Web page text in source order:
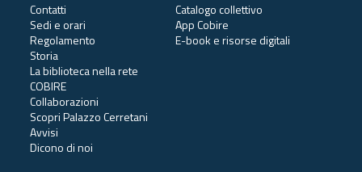
Contatti
Sedi e orari
Regolamento
Storia
La biblioteca nella rete
COBIRE
Collaborazioni
Scopri Palazzo Cerretani
Avvisi
Dicono di noi
Catalogo collettivo
App Cobire
E-book e risorse digitali